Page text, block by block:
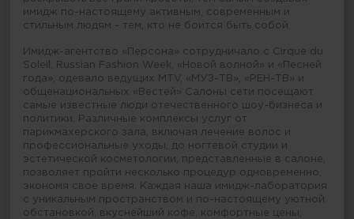
имидж по-настоящему активным, современным и
стильным людям - тем, кто не боится быть собой.
Имидж-агентство «Персона» сотрудничало с Cirque du
Soleil, Russian Fashion Week, «Новой волной» и «Песней
года», одевало ведущих MTV, «МУЗ-ТВ», «РЕН-ТВ» и
общенациональных «Вестей» Салоны сети посещают
самые известные люди отечественного шоу-бизнеса и
политики. Различные комплексы услуг от
парикмахерского зала, включая лечение волос и
профессиональные уходы, до ногтевой студии и
эстетической косметологии, представленные в салоне,
позволяет пройти несколько процедур одновременно,
экономя свое время. Каждая наша имидж-лаборатория
с уникальным пространством и по-настоящему уютной
обстановкой, вкуснейший кофе, комфортные цены,